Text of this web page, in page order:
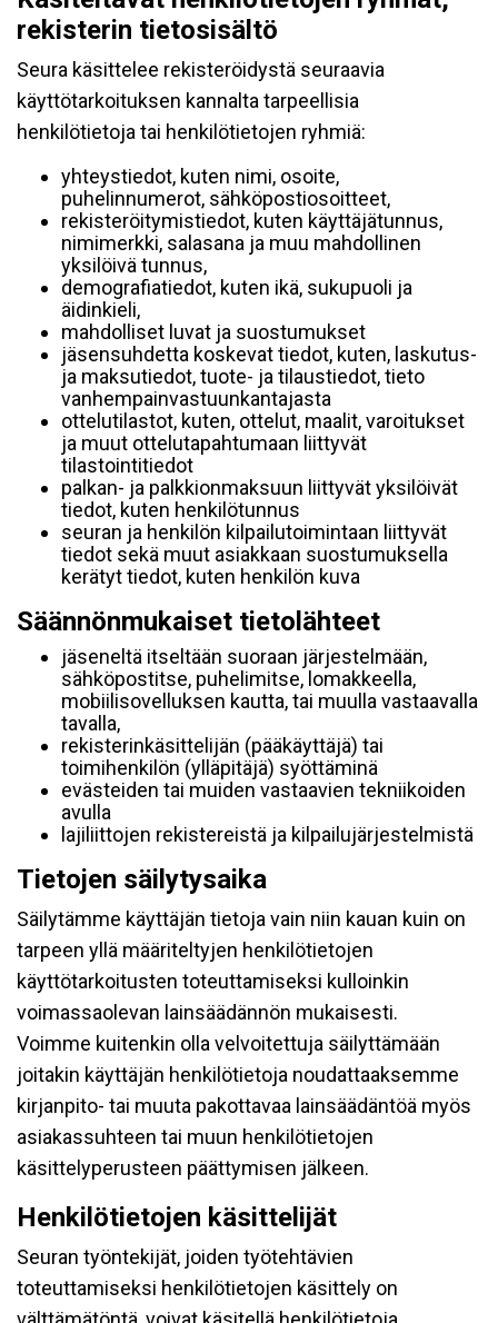
rekisterin tietosisältö
Seura käsittelee rekisteröidystä seuraavia
käyttötarkoituksen kannalta tarpeellisia
henkilötietoja tai henkilötietojen ryhmiä:
yhteystiedot, kuten nimi, osoite,
puhelinnumerot, sähköpostiosoitteet,
rekisteröitymistiedot, kuten käyttäjätunnus,
nimimerkki, salasana ja muu mahdollinen
yksilöivä tunnus,
demografiatiedot, kuten ikä, sukupuoli ja
äidinkieli,
mahdolliset luvat ja suostumukset
jäsensuhdetta koskevat tiedot, kuten, laskutus-
ja maksutiedot, tuote- ja tilaustiedot, tieto
vanhempainvastuunkantajasta
ottelutilastot, kuten, ottelut, maalit, varoitukset
ja muut ottelutapahtumaan liittyvät
tilastointitiedot
palkan- ja palkkionmaksuun liittyvät yksilöivät
tiedot, kuten henkilötunnus
seuran ja henkilön kilpailutoimintaan liittyvät
tiedot sekä muut asiakkaan suostumuksella
kerätyt tiedot, kuten henkilön kuva
Säännönmukaiset tietolähteet
jäseneltä itseltään suoraan järjestelmään,
sähköpostitse, puhelimitse, lomakkeella,
mobiilisovelluksen kautta, tai muulla vastaavalla
tavalla,
rekisterinkäsittelijän (pääkäyttäjä) tai
toimihenkilön (ylläpitäjä) syöttäminä
evästeiden tai muiden vastaavien tekniikoiden
avulla
lajiliittojen rekistereistä ja kilpailujärjestelmistä
Tietojen säilytysaika
Säilytämme käyttäjän tietoja vain niin kauan kuin on
tarpeen yllä määriteltyjen henkilötietojen
käyttötarkoitusten toteuttamiseksi kulloinkin
voimassaolevan lainsäädännön mukaisesti.
Voimme kuitenkin olla velvoitettuja säilyttämään
joitakin käyttäjän henkilötietoja noudattaaksemme
kirjanpito- tai muuta pakottavaa lainsäädäntöä myös
asiakassuhteen tai muun henkilötietojen
käsittelyperusteen päättymisen jälkeen.
Henkilötietojen käsittelijät
Seuran työntekijät, joiden työtehtävien
toteuttamiseksi henkilötietojen käsittely on